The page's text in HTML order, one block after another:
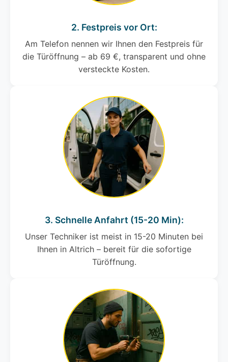
2. Festpreis vor Ort:
Am Telefon nennen wir Ihnen den Festpreis für
die Türöffnung – ab 69 €, transparent und ohne
versteckte Kosten.
3. Schnelle Anfahrt (15-20 Min):
Unser Techniker ist meist in 15-20 Minuten bei
Ihnen in Altrich – bereit für die sofortige
Türöffnung.